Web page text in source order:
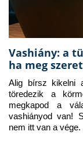
Vashiány: a
ha meg
Alig bírsz kikelni
töredezik a
megkapod a
vashiányod van!
nem itt van a vége.